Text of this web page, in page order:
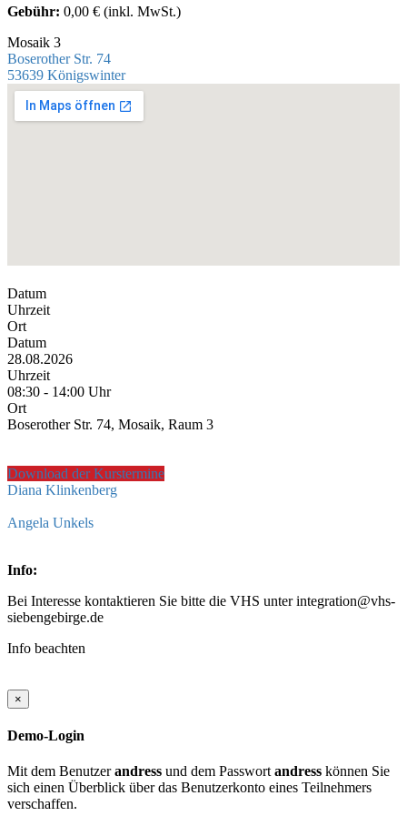
Gebühr: 0,00 € (inkl. MwSt.)
Mosaik 3
Boserother Str. 74
53639 Königswinter
Datum
Uhrzeit
Ort
Datum
28.08.2026
Uhrzeit
08:30 - 14:00 Uhr
Ort
Boserother Str. 74, Mosaik, Raum 3
Download der Kurstermine
Diana Klinkenberg
Angela Unkels
Info:
Bei Interesse kontaktieren Sie bitte die VHS unter integration@vhs-
siebengebirge.de
Info beachten
×
Demo-Login
Mit dem Benutzerandress und dem Passwort andress können Sie
sich einen Überblick über das Benutzerkonto eines Teilnehmers
verschaffen.